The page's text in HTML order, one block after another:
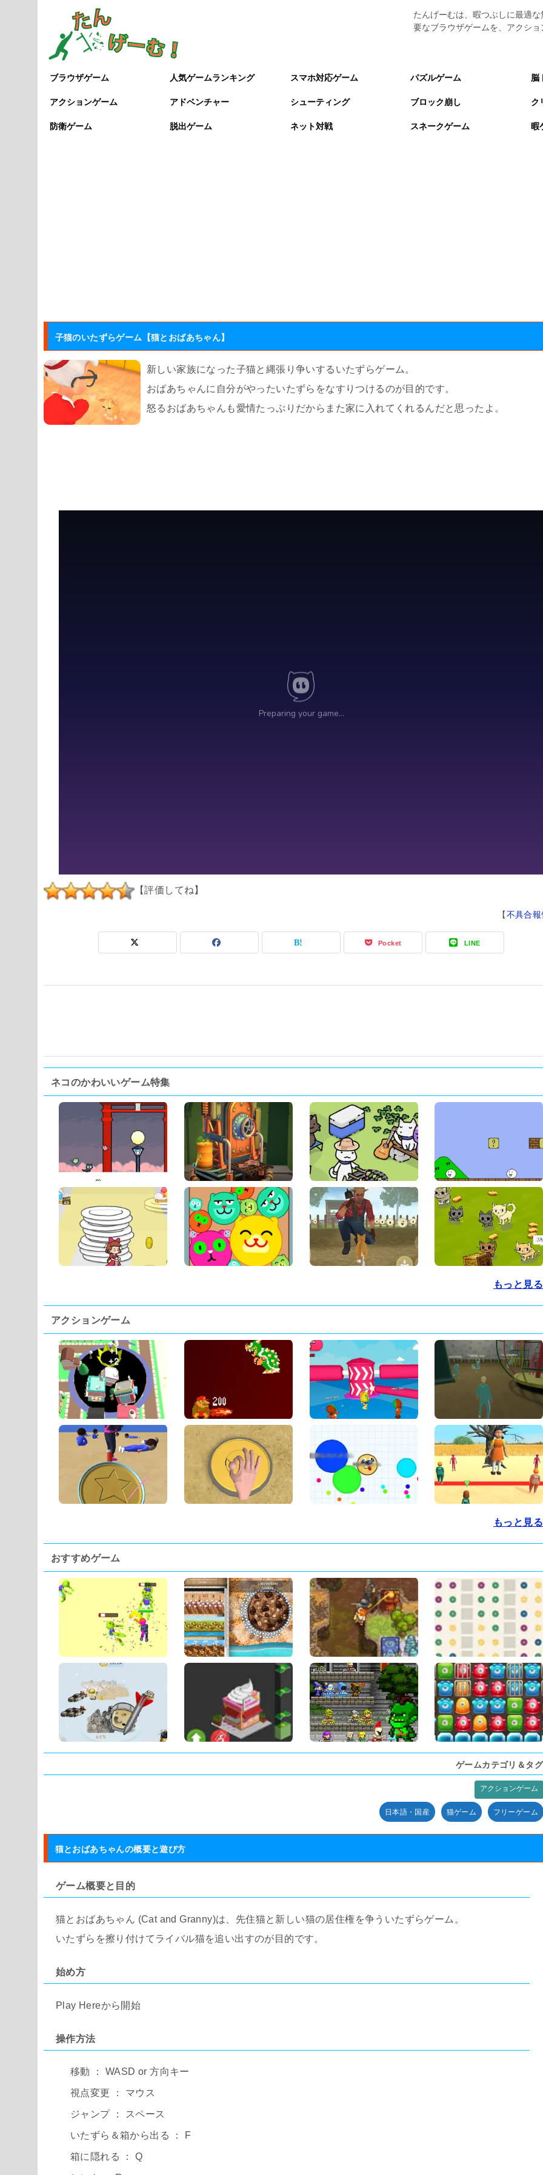
たんげーむは、暇つぶしに最適
要なブラウザゲームを、アクシ
ブラウザゲーム 人気ゲームランキング スマホ対応ゲーム パズルゲーム 脳
アクションゲーム アドベンチャー シューティング ブロック崩し ク
防衛ゲーム 脱出ゲーム ネット対戦 スネークゲーム 暇
子猫のいたずらゲーム【猫とおばあちゃん】
新しい家族になった子猫と縄張り争いするいたずらゲーム。
おばあちゃんに自分がやったいたずらをなすりつけるのが目的です。
怒るおばあちゃんも愛情たっぷりだからまた家に入れてくれるんだと思ったよ。
【評価してね】
【不具合報
Pocket LINE
ネコのかわいいゲーム特集
もっと見る
アクションゲーム
もっと見る
おすすめゲーム
ゲームカテゴリ＆タグ
アクションゲーム
日本語・国産 猫ゲーム フリーゲーム
猫とおばあちゃんの概要と遊び方
ゲーム概要と目的
猫とおばあちゃん (Cat and Granny)は、先住猫と新しい猫の居住権を争ういたずらゲーム。
いたずらを擦り付けてライバル猫を追い出すのが目的です。
始め方
Play Hereから開始
操作方法
移動 ： WASD or 方向キー
視点変更 ： マウス
ジャンプ ： スペース
いたずら＆箱から出る ： F
箱に隠れる ： Q